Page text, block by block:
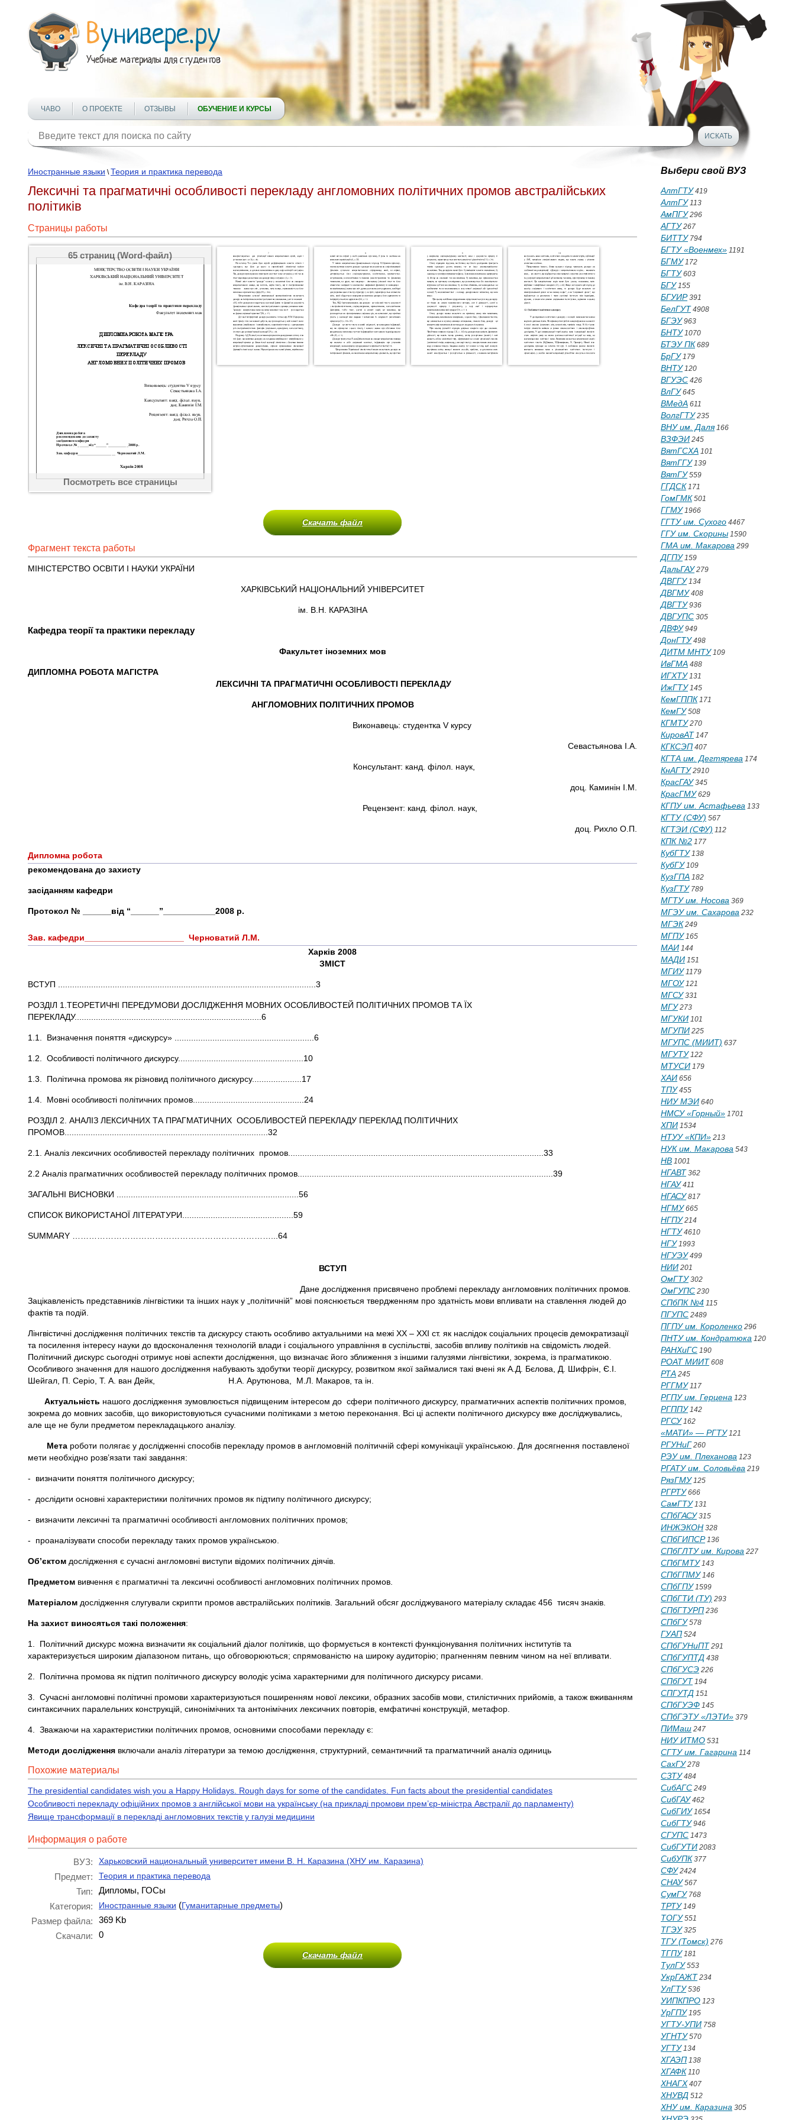
ЧАВО О ПРОЕКТЕ ОТЗЫВЫ ОБУЧЕНИЕ И КУРСЫ
Иностранные языки \Теория и практика перевода
Лексичні та прагматичні особливості перекладу англомовних політичних промов австралійських
політиків
Страницы работы
65 страниц (Word-файл)
Посмотреть все страницы
Скачать файл
Фрагмент текста работы
МІНІСТЕРСТВО ОСВІТИ І НАУКИ УКРАЇНИ
ХАРКІВСЬКИЙ НАЦІОНАЛЬНИЙ УНІВЕРСИТЕТ
ім. В.Н. КАРАЗІНА
Кафедра теорії та практики перекладу
Факультет іноземних мов
ДИПЛОМНА РОБОТА МАГІСТРА
ЛЕКСИЧНІ ТА ПРАГМАТИЧНІ ОСОБЛИВОСТІ ПЕРЕКЛАДУ
АНГЛОМОВНИХ ПОЛІТИЧНИХ ПРОМОВ
Виконавець: студентка V курсу
Севастьянова І.А.
Консультант: канд. філол. наук,
доц. Каминін І.М.
Рецензент: канд. філол. наук,
доц. Рихло О.П.
Дипломна робота
рекомендована до захисту
засіданням кафедри
Протокол № ______від “______”___________2008 р.
Зав. кафедри_____________________ Черноватий Л.М.
Харків 2008
ЗМІСТ
ВСТУП .............................................................................................................3
РОЗДІЛ 1.ТЕОРЕТИЧНІ ПЕРЕДУМОВИ ДОСЛІДЖЕННЯ МОВНИХ ОСОБЛИВОСТЕЙ ПОЛІТИЧНИХ ПРОМОВ ТА ЇХ
ПЕРЕКЛАДУ...............................................................................6
1.1. Визначення поняття «дискурсу» ...........................................................6
1.2. Особливості політичного дискурсу.....................................................10
1.3. Політична промова як різновид політичного дискурсу.....................17
1.4. Мовні особливості політичних промов...............................................24
РОЗДІЛ 2. АНАЛІЗ ЛЕКСИЧНИХ ТА ПРАГМАТИЧНИХ ОСОБЛИВОСТЕЙ ПЕРЕКЛАДУ ПЕРЕКЛАД ПОЛІТИЧНИХ
ПРОМОВ......................................................................................32
2.1. Аналіз лексичних особливостей перекладу політичних промов............................................................................................................33
2.2 Аналіз прагматичних особливостей перекладу політичних промов............................................................................................................39
ЗАГАЛЬНІ ВИСНОВКИ .............................................................................56
СПИСОК ВИКОРИСТАНОЇ ЛІТЕРАТУРИ...............................................59
SUMMARY ………………………………………………………………...64
ВСТУП
Дане дослідження присвячено проблемі перекладу англомовних політичних промов.
Зацікавленість представників лінгвістики та інших наук у „політичній” мові пояснюється твердженням про здатність мови впливати на ставлення людей до
фактів та подій.
Лінгвістичні дослідження політичних текстів та дискурсу стають особливо актуальними на межі ХХ – ХХІ ст. як наслідок соціальних процесів демократизації
та посилення інтересу науки до вдосконалення технологій влади і соціального управління в суспільстві, засобів впливу політиків на свідомість людей.
Політичний дискурс сьогодні отримує нові аспекти дослідження, що визначає його зближення з іншими галузями лінгвістики, зокрема, із прагматикою.
Особливого значення для нашого дослідження набувають здобутки теорії дискурсу, розвитком якої займалися такі вчені як А.Д. Бєлова, Д. Шифрін, Є.І.
Шейгал, П. Серіо, Т. А. ван Дейк, Н.А. Арутюнова, М.Л. Макаров, та ін.
Актуальність нашого дослідження зумовлюється підвищеним інтересом до сфери політичного дискурсу, прагматичних аспектів політичних промов,
зокрема до мовних засобів, що використовуються сучасними політиками з метою переконання. Всі ці аспекти політичного дискурсу вже досліджувались,
але ще не були предметом перекладацького аналізу.
Мета роботи полягає у дослідженні способів перекладу промов в англомовній політичній сфері комунікації українською. Для досягнення поставленої
мети необхідно розв’язати такі завдання:
- визначити поняття політичного дискурсу;
- дослідити основні характеристики політичних промов як підтипу політичного дискурсу;
- визначити лексичні та прагматичні особливості англомовних політичних промов;
- проаналізувати способи перекладу таких промов українською.
Об’єктом дослідження є сучасні англомовні виступи відомих політичних діячів.
Предметом вивчення є прагматичні та лексичні особливості англомовних політичних промов.
Матеріалом дослідження слугували скрипти промов австралійських політиків. Загальний обсяг досліджуваного матеріалу складає 456 тисяч знаків.
На захист виносяться такі положення:
1. Політичний дискурс можна визначити як соціальний діалог політиків, що формується в контексті функціонування політичних інститутів та
характеризується широким діапазоном питань, що обговорюються; спрямованістю на широку аудиторію; прагненням певним чином на неї впливати.
2. Політична промова як підтип політичного дискурсу володіє усіма характерними для політичного дискурсу рисами.
3. Сучасні англомовні політичні промови характеризуються поширенням нової лексики, образних засобів мови, стилістичних прийомів, а також вживанням
синтаксичних паралельних конструкцій, синонімічних та антонімічних лексичних повторів, емфатичні конструкцій, метафор.
4. Зважаючи на характеристики політичних промов, основними способами перекладу є:
Методи дослідження включали аналіз літератури за темою дослідження, структурний, семантичний та прагматичний аналіз одиниць
Похожие материалы
The presidential candidates wish you a Happy Holidays. Rough days for some of the candidates. Fun facts about the presidential candidates
Особливості перекладу офіційних промов з англійської мови на українську (на прикладі промови прем’єр-міністра Австралії до парламенту)
Явище трансформації в перекладі англомовних текстів у галузі медицини
Информация о работе
ВУЗ: Харьковский национальный университет имени В. Н. Каразина (ХНУ им. Каразина)
Предмет: Теория и практика перевода
Тип:
Дипломы, ГОСы
Категория:
Иностранные языки (Гуманитарные предметы)
Размер файла:
369 Kb
Скачали:
0
Скачать файл
Выбери свой ВУЗ
АлтГТУ419
АлтГУ113
АмПГУ296
АГТУ267
БИТТУ794
БГТУ «Военмех» 1191
БГМУ172
БГТУ603
БГУ155
БГУИР391
БелГУТ 4908
БГЭУ963
БНТУ1070
БТЭУ ПК 689
БрГУ179
ВНТУ120
ВГУЭС 426
ВлГУ645
ВМедА 611
ВолгГТУ235
ВНУ им. Даля166
ВЗФЭИ 245
ВятГСХА 101
ВятГГУ139
ВятГУ559
ГГДСК 171
ГомГМК 501
ГГМУ1966
ГГТУ им. Сухого 4467
ГГУ им. Скорины 1590
ГМА им. Макарова 299
ДГПУ159
ДальГАУ279
ДВГГУ134
ДВГМУ408
ДВГТУ936
ДВГУПС 305
ДВФУ949
ДонГТУ498
ДИТМ МНТУ109
ИвГМА 488
ИГХТУ131
ИжГТУ145
КемГППК 171
КемГУ508
КГМТУ270
КировАТ 147
КГКСЭП 407
КГТА им. Дегтярева 174
КнАГТУ2910
КрасГАУ345
КрасГМУ629
КГПУ им. Астафьева 133
КГТУ (СФУ) 567
КГТЭИ (СФУ) 112
КПК №2 177
КубГТУ138
КубГУ109
КузГПА 182
КузГТУ789
МГТУ им. Носова 369
МГЭУ им. Сахарова 232
МГЭК 249
МГПУ165
МАИ 144
МАДИ 151
МГИУ1179
МГОУ121
МГСУ331
МГУ273
МГУКИ 101
МГУПИ 225
МГУПС (МИИТ) 637
МГУТУ122
МТУСИ 179
ХАИ 656
ТПУ455
НИУ МЭИ 640
НМСУ «Горный» 1701
ХПИ 1534
НТУУ «КПИ» 213
НУК им. Макарова 543
НВ 1001
НГАВТ 362
НГАУ411
НГАСУ817
НГМУ665
НГПУ214
НГТУ4610
НГУ1993
НГУЭУ499
НИИ 201
ОмГТУ302
ОмГУПС 230
СПбПК №4 115
ПГУПС 2489
ПГПУ им. Короленко 296
ПНТУ им. Кондратюка 120
РАНХиГС 190
РОАТ МИИТ 608
РТА 245
РГГМУ117
РГПУ им. Герцена 123
РГППУ142
РГСУ162
«МАТИ» — РГТУ121
РГУНиГ 260
РЭУ им. Плеханова 123
РГАТУ им. Соловьёва 219
РязГМУ125
РГРТУ666
СамГТУ131
СПбГАСУ315
ИНЖЭКОН 328
СПбГИПСР136
СПбГЛТУ им. Кирова 227
СПбГМТУ143
СПбГПМУ146
СПбГПУ1599
СПбГТИ (ТУ) 293
СПбГТУРП 236
СПбГУ578
ГУАП 524
СПбГУНиПТ 291
СПбГУПТД 438
СПбГУСЭ 226
СПбГУТ 194
СПГУТД 151
СПбГУЭФ 145
СПбГЭТУ «ЛЭТИ» 379
ПИМаш 247
НИУ ИТМО 531
СГТУ им. Гагарина 114
СахГУ278
СЗТУ484
СибАГС 249
СибГАУ462
СибГИУ1654
СибГТУ946
СГУПС 1473
СибГУТИ 2083
СибУПК 377
СФУ2424
СНАУ567
СумГУ768
ТРТУ149
ТОГУ551
ТГЭУ325
ТГУ (Томск) 276
ТГПУ181
ТулГУ553
УкрГАЖТ 234
УлГТУ536
УИПКПРО 123
УрГПУ195
УГТУ-УПИ 758
УГНТУ570
УГТУ134
ХГАЭП 138
ХГАФК 110
ХНАГХ 407
ХНУВД 512
ХНУ им. Каразина 305